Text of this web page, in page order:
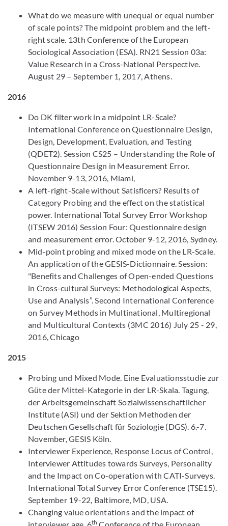
What do we measure with unequal or equal number
of scale points? The midpoint problem and the left-
right scale. 13th Conference of the European
Sociological Association (ESA). RN21 Session 03a:
Value Research in a Cross-National Perspective.
August 29 – September 1, 2017, Athens.
2016
Do DK filter work in a midpoint LR-Scale?
International Conference on Questionnaire Design,
Design, Development, Evaluation, and Testing
(QDET2). Session CS25 – Understanding the Role of
Questionnaire Design in Measurement Error.
November 9-13, 2016, Miami,
A left-right-Scale without Satisficers? Results of
Category Probing and the effect on the statistical
power. International Total Survey Error Workshop
(ITSEW 2016) Session Four: Questionnaire design
and measurement error. October 9-12, 2016, Sydney.
Mid-point probing and mixed mode on the LR-Scale.
An application of the GESIS-Dictionnaire. Session:
"Benefits and Challenges of Open-ended Questions
in Cross-cultural Surveys: Methodological Aspects,
Use and Analysis”. Second International Conference
on Survey Methods in Multinational, Multiregional
and Multicultural Contexts (3MC 2016) July 25 - 29,
2016, Chicago
2015
Probing und Mixed Mode. Eine Evaluationsstudie zur
Güte der Mittel-Kategorie in der LR-Skala. Tagung,
der Arbeitsgemeinschaft Sozialwissenschaftlicher
Institute (ASI) und der Sektion Methoden der
Deutschen Gesellschaft für Soziologie (DGS). 6.-7.
November, GESIS Köln.
Interviewer Experience, Response Locus of Control,
Interviewer Attitudes towards Surveys, Personality
and the Impact on Co-operation with CATI-Surveys.
International Total Survey Error Conference (TSE15).
September 19-22, Baltimore, MD, USA.
Changing value orientations and the impact of
th